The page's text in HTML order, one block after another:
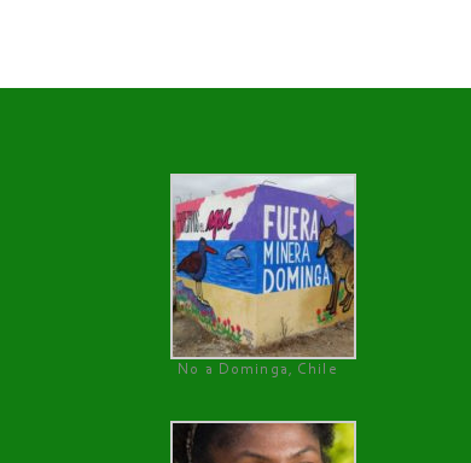
No a Dominga, Chile